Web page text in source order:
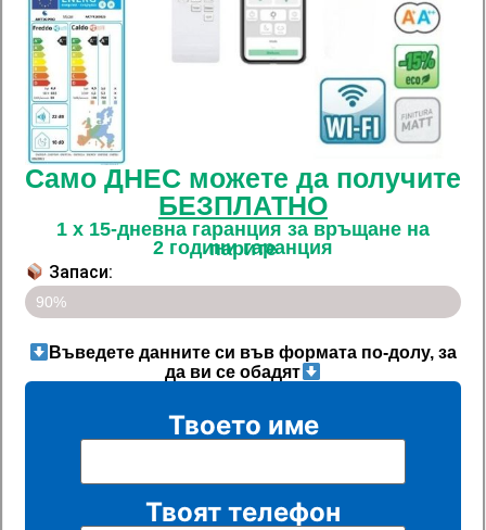
Само ДНЕС можете да получите
БЕЗПЛАТНО
1 x 15-дневна гаранция за връщане на
парите
2 години гаранция
Запаси:
Последните 5 артикула на разпродажба!!
90%
Въведете данните си във формата по-долу, за
да ви се обадят
Твоето име
Твоят телефон